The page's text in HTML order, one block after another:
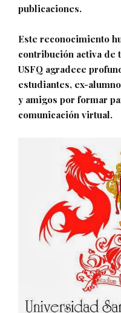
publicaciones.
Este reconocimiento
contribución activa de
USFQ agradece
estudiantes, ex-
y amigos por formar
comunicación virtual.